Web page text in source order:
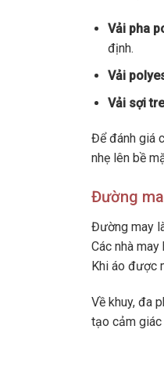
Vải pha
định.
Vải
Vải sợi
Để đánh giá
nhẹ lên bề
Đường
Đường may
Các nhà
Khi áo được
Về khuy, đa
tạo cảm giác